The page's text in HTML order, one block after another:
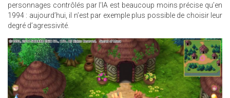
personnages contrôlés par l’IA est beaucoup moins précise qu’en
1994 : aujourd’hui, il n’est par exemple plus possible de choisir leur
degré d’agressivité.
21.JPG